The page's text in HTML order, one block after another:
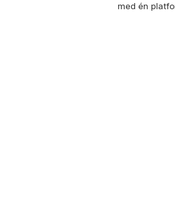
med én